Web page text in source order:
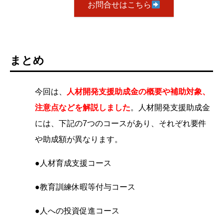
お問合せはこちら
まとめ
今回は、
人材開発支援助成金の概要や補助対象、
注意点などを解説しました。
人材開発支援助成金
には、下記の7つのコースがあり、それぞれ要件
や助成額が異なります。
●人材育成支援コース
●教育訓練休暇等付与コース
●人への投資促進コース